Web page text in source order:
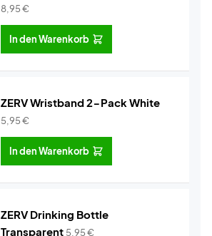
8,95€
In den Warenkorb
ZERV Wristband 2-Pack White
5,95€
In den Warenkorb
ZERV Drinking Bottle
Transparent 5,95€